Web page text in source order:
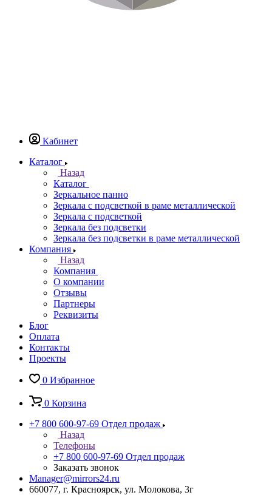
Кабинет
Каталог
Назад
Каталог
Зеркальное панно
Зеркала с подсветкой в раме металлической
Зеркала с подсветкой
Зеркала без подсветки
Зеркала без подсветки в раме металлической
Компания
Назад
Компания
О компании
Отзывы
Партнеры
Реквизиты
Блог
Оплата
Контакты
Проекты
0 Избранное
0 Корзина
+7 800 600-97-69 Отдел продаж
Назад
Телефоны
+7 800 600-97-69 Отдел продаж
Заказать звонок
Manager@mirrors24.ru
660077, г. Красноярск, ул. Молокова, 3г